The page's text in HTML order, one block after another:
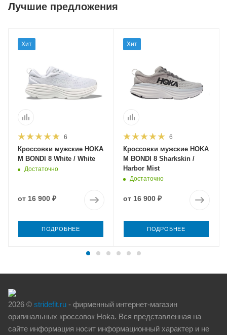
Лучшие предложения
Хит
6
Кроссовки мужские HOKA
M BONDI 8 White / White
Достаточно
от 16 900 ₽
ПОДРОБНЕЕ
Хит
6
Кроссовки мужские HOKA
M BONDI 8 Sharkskin /
Harbor Mist
Достаточно
от 16 900 ₽
ПОДРОБНЕЕ
2026 © stridefit.ru - фирменный интернет-магазин
оригинальных кроссовок Hoka. Вся представленная на
сайте информация носит информационный характер и не